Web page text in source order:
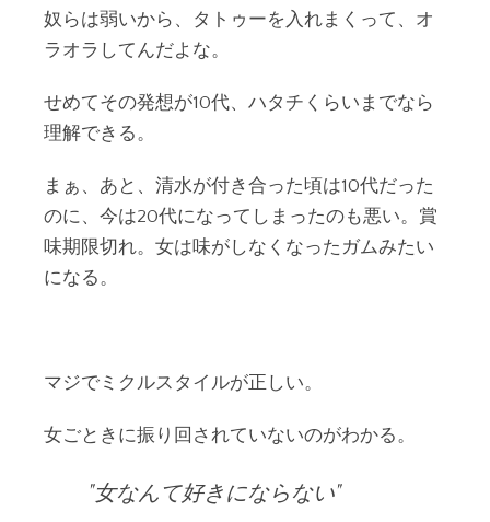
奴らは弱いから、タトゥーを入れまくって、オ
ラオラしてんだよな。
せめてその発想が10代、ハタチくらいまでなら
理解できる。
まぁ、あと、清水が付き合った頃は10代だった
のに、今は20代になってしまったのも悪い。賞
味期限切れ。女は味がしなくなったガムみたい
になる。
マジでミクルスタイルが正しい。
女ごときに振り回されていないのがわかる。
女なんて好きにならない